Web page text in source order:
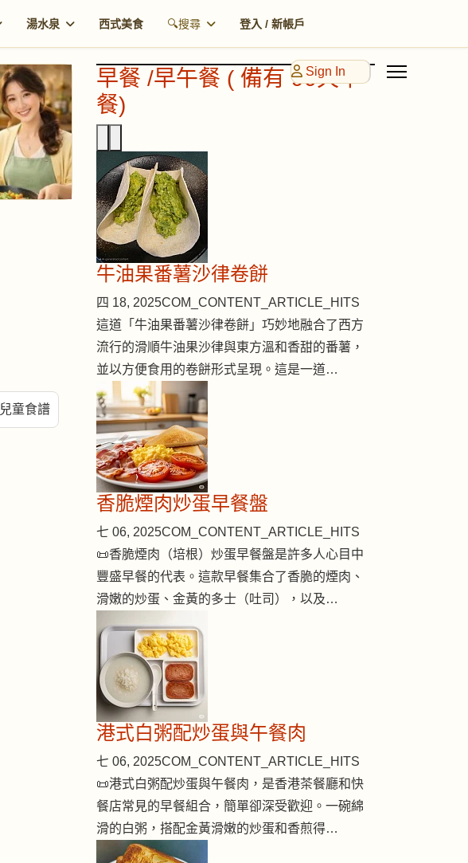
湯水泉 西式美食 🔍搜尋 登入 / 新帳戶
Sign In
兒童食譜
早餐 /早午餐 ( 備有 90天早
餐)
牛油果番薯沙律卷餅
四 18, 2025COM_CONTENT_ARTICLE_HITS
這道「牛油果番薯沙律卷餅」巧妙地融合了西方
流行的滑順牛油果沙律與東方溫和香甜的番薯，
並以方便食用的卷餅形式呈現。這是一道…
香脆煙肉炒蛋早餐盤
七 06, 2025COM_CONTENT_ARTICLE_HITS
📜香脆煙肉（培根）炒蛋早餐盤是許多人心目中
豐盛早餐的代表。這款早餐集合了香脆的煙肉、
滑嫩的炒蛋、金黃的多士（吐司），以及…
港式白粥配炒蛋與午餐肉
七 06, 2025COM_CONTENT_ARTICLE_HITS
📜港式白粥配炒蛋與午餐肉，是香港茶餐廳和快
餐店常見的早餐組合，簡單卻深受歡迎。一碗綿
滑的白粥，搭配金黃滑嫩的炒蛋和香煎得…